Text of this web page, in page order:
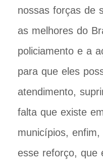
nossas forças de
as melhores do
policiamento e a
para que eles
atendimento,
falta que existe
municípios,
esse reforço, que